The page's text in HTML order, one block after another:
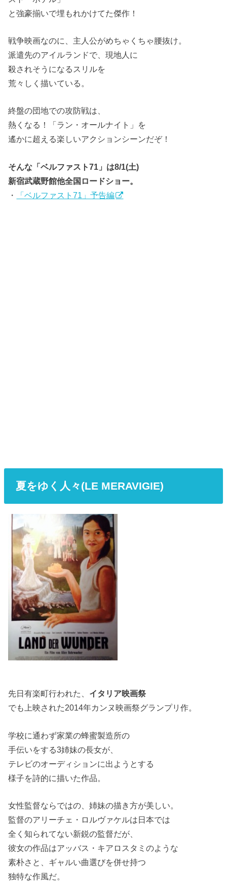
と強豪揃いで埋もれかけてた傑作！
戦争映画なのに、主人公がめちゃくちゃ腰抜け。
派遣先のアイルランドで、現地人に
殺されそうになるスリルを
荒々しく描いている。
終盤の団地での攻防戦は、
熱くなる！「ラン・オールナイト」を
遙かに超える楽しいアクションシーンだぞ！
そんな「ベルファスト71」は8/1(土)
新宿武蔵野館他全国ロードショー。
・
「ベルファスト71」予告編
夏をゆく人々(LE MERAVIGIE)
先日有楽町行われた、 イタリア映画祭
でも上映された2014年カンヌ映画祭グランプリ作。
学校に通わず家業の蜂蜜製造所の
手伝いをする3姉妹の長女が、
テレビのオーディションに出ようとする
様子を詩的に描いた作品。
女性監督ならではの、姉妹の描き方が美しい。
監督のアリーチェ・ロルヴァケルは日本では
全く知られてない新鋭の監督だが、
彼女の作品はアッバス・キアロスタミのような
素朴さと、ギャルい曲選びを併せ持つ
独特な作風だ。